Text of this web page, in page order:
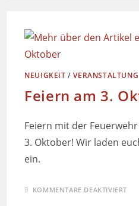
NEUIGKEIT /VERANSTALTUNG
Feiern am 3.
Feiern mit der
3. Oktober! Wir laden
ein.
KOMMENTARE DEAKTIVIERT